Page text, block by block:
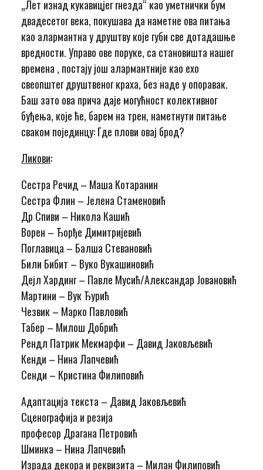
„Лет изнад кукавицјег гнезда“ као уметнички бум
двадесетог века, покушава да наметне ова питања
као алармантна у друштву које губи све дотадашње
вредности. Управо ове поруке, са становишта нашег
времена , постају још алармантније као ехо
свеопштег друштвеног краха, без наде у опоравак.
Баш зато ова прича даје могућност колективног
буђења, које ће, барем на трен, наметнути питање
сваком појединцу: Где плови овај брод?
Ликови:
Сестра Речид – Маша Котаранин
Сестра Флин – Јелена Стаменовић
Др Спиви – Никола Кашић
Ворен – Ђорђе Димитријевић
Поглавица – Балша Стевановић
Били Бибит – Вуко Вукашиновић
Дејл Хардинг – Павле Мусић/Александар Јовановић
Мартини – Вук Ђурић
Чезвик – Марко Павловић
Табер – Милош Добрић
Рендл Патрик Мекмарфи – Давид Јаковљевић
Кенди – Нина Лапчевић
Сенди – Кристина Филиповић
Адаптација текста – Давид Јаковљевић
Сценографија и резија
професор Драгана Петровић
Шминка – Нина Лапчевић
Израда декора и реквизита – Милан Филиповић